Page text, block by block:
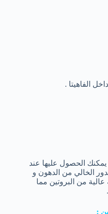
الفاهيتا .
يمكنك الحصول عليها عند
الخالي من الدهون و
من البروتين مما
: